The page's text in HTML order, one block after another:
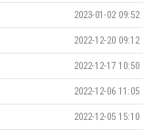
2023-01-02 09:52
2022-12-20 09:12
2022-12-17 10:50
2022-12-06 11:05
2022-12-05 15:10